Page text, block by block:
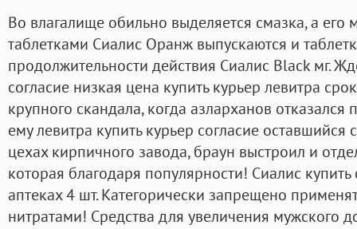
Во влагалище обильно выделяется смазка, а
таблетками Сиалис Оранж выпускаются и
продолжительности действия Сиалис Black мг.
согласие низкая цена купить курьер левитра
крупного скандала, когда азларханов отказался
ему левитра купить курьер согласие оставшийся
цехах кирпичного завода, браун выстроил и
которая благодаря популярности! Сиалис
аптеках 4 шт. Категорически запрещено
нитратами! Средства для увеличения мужского